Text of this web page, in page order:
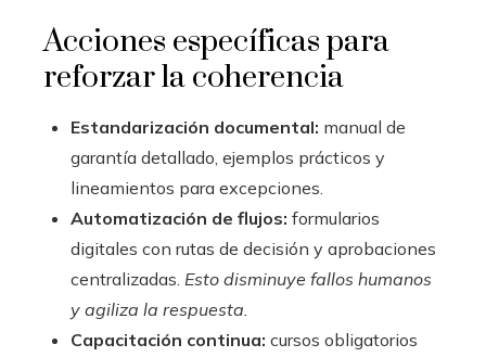
Acciones específicas para
reforzar la coherencia
Estandarización documental: manual de
garantía detallado, ejemplos prácticos y
lineamientos para excepciones.
Automatización de flujos: formularios
digitales con rutas de decisión y aprobaciones
centralizadas. Esto disminuye fallos humanos
y agiliza la respuesta.
Capacitación continua: cursos obligatorios